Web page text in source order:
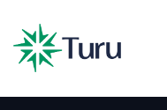
content